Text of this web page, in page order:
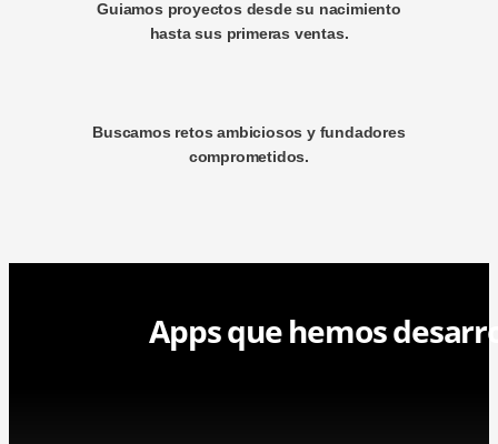
Guiamos proyectos desde su nacimiento
hasta sus primeras ventas.
Buscamos retos ambiciosos y fundadores
comprometidos.
Apps que hemos